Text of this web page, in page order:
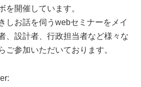
を開催しています。
しお話を伺うwebセミナーをメイ
、設計者、行政担当者など様々な
ご参加いただいております。